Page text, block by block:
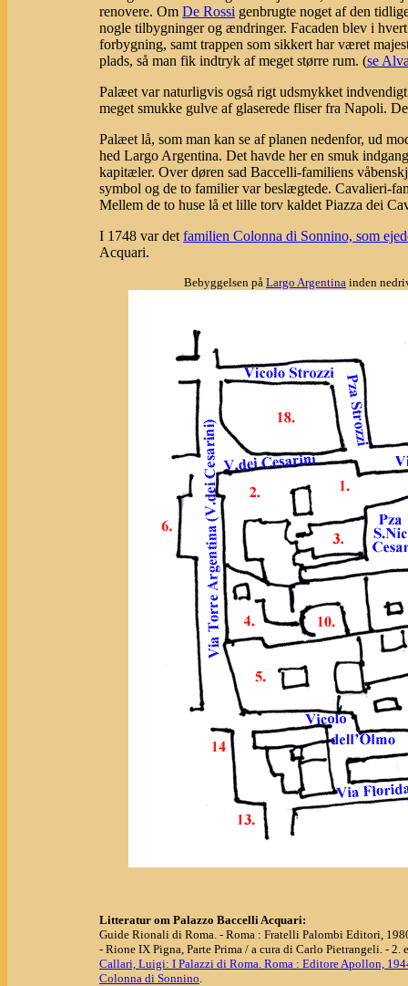
renovere. Om De Rossi genbrugte noget af den
nogle tilbygninger og ændringer. Facaden blev i
forbygning, samt trappen som sikkert har været
plads, så man fik indtryk af meget større rum. (se
Palæet var naturligvis også rigt udsmykket
meget smukke gulve af glaserede fliser fra Napoli.
Palæet lå, som man kan se af planen nedenfor, ud
hed Largo Argentina. Det havde her en smuk
kapitæler. Over døren sad Baccelli-familiens
symbol og de to familier var beslægtede. Cavalieri-
Mellem de to huse lå et lille torv kaldet Piazza dei
I 1748 var det familien Colonna di Sonnino, som
Acquari.
Bebyggelsen på Largo Argentina inden
Litteratur om Palazzo Baccelli Acquari:
Guide Rionali di Roma. - Roma : Fratelli Palombi Editori,
- Rione IX Pigna, Parte Prima / a cura di Carlo Pietrangeli. - 2.
Callari, Luigi: I Palazzi di Roma. Roma : Editore Apollon,
Colonna di Sonnino.